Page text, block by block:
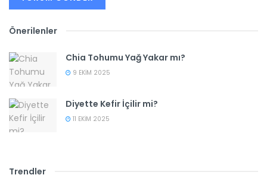
Önerilenler
Chia Tohumu Yağ Yakar mı?
9 EKIM 2025
Diyette Kefir İçilir mi?
11 EKIM 2025
Trendler